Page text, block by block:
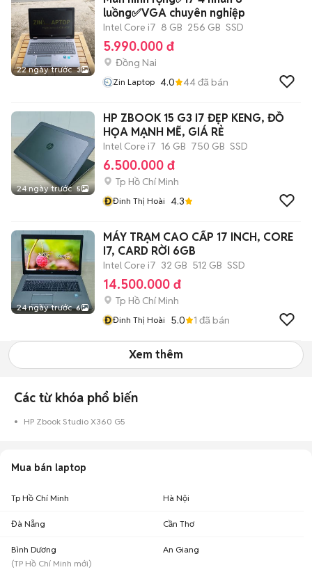
22 ngày trước 3
luồng✅VGA chuyên nghiệp
Intel Core i7 8 GB 256 GB SSD
5.990.000 đ
Đồng Nai
Zin Laptop 4.0 44đã bán
24 ngày trước 5
HP ZBOOK 15 G3 I7 ĐẸP KENG, ĐỒ
HỌA MẠNH MẼ, GIÁ RẺ
Intel Core i7 16 GB 750 GB SSD
6.500.000 đ
Tp Hồ Chí Minh
ĐĐinh Thị Hoài 4.3
24 ngày trước 6
MÁY TRẠM CAO CẤP 17 INCH, CORE
I7, CARD RỜI 6GB
Intel Core i7 32 GB 512 GB SSD
14.500.000 đ
Tp Hồ Chí Minh
ĐĐinh Thị Hoài 5.0 1 đã bán
Xem thêm
Các từ khóa phổ biến
HP Zbook Studio X360 G5
Mua bán laptop
Tp Hồ Chí Minh Hà Nội
Đà Nẵng Cần Thơ
Bình Dương
(TP Hồ Chí Minh mới)
An Giang